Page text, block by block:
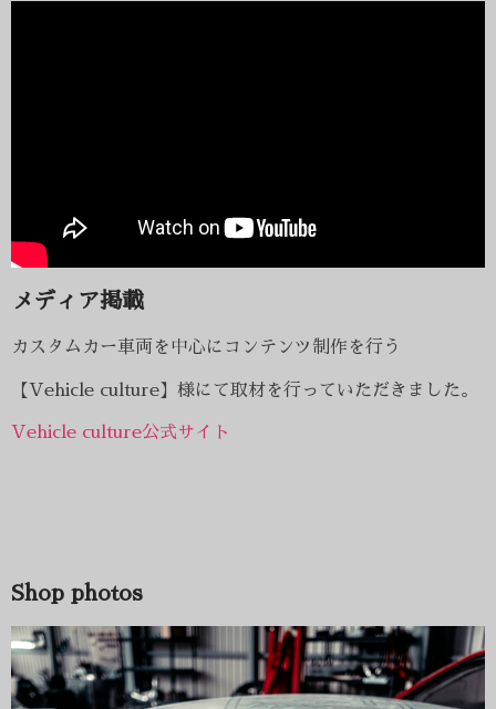
メディア掲載
カスタムカー車両を中心にコンテンツ制作を行う
【Vehicle culture】様にて取材を行っていただきました。
Vehicle culture公式サイト
Shop photos